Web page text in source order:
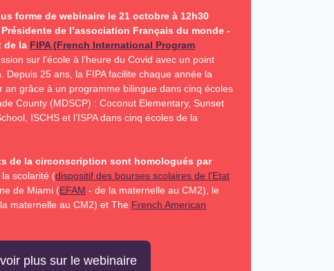
forme de webinaire le 21 octobre à 12h30
de l’association Français du monde -
de la FIPA (French International Program
sur l’école à l’heure du Covid avec un point
Depuis 25 ans, la FIPA facilite chaque année la
an grâce à un programme bilingue dans cinq écoles
County (MDSCP) : Coconut Elementary, Sunset
ISCHS et l’ISPA dans cinq écoles de la
de la circonscription sont homologués par
la scolarité (dispositif des bourses scolaires de l’Etat
de Miami (EFAM - de la maternelle au CM2), le
maternelle au CM2) et The French American
plus sur le webinaire